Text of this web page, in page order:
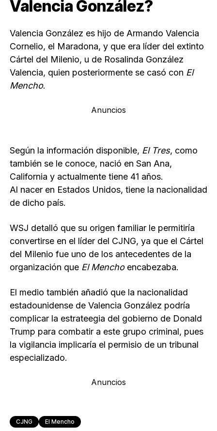
Valencia González?
Valencia González es hijo de Armando Valencia
Cornelio, el Maradona, y que era líder del extinto
Cártel del Milenio, u de Rosalinda González
Valencia, quien posteriormente se casó con El
Mencho.
Anuncios
Según la información disponible, El Tres, como
también se le conoce, nació en San Ana,
California y actualmente tiene 41 años.
Al nacer en Estados Unidos, tiene la nacionalidad
de dicho país.
WSJ detalló que su origen familiar le permitiría
convertirse en el líder del CJNG, ya que el Cártel
del Milenio fue uno de los antecedentes de la
organización que El Menchoencabezaba.
El medio también añadió que la nacionalidad
estadounidense de Valencia González podría
complicar la estrateegia del gobierno de Donald
Trump para combatir a este grupo criminal, pues
la vigilancia implicaría el permisio de un tribunal
especializado.
Anuncios
CJNG El Mencho